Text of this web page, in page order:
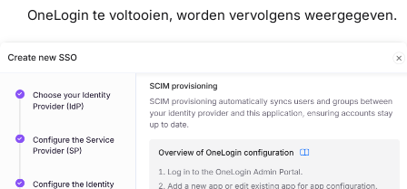
OneLogin te voltooien, worden vervolgens weergegeven.